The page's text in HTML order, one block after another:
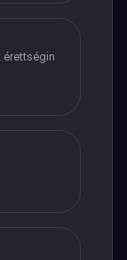
érettségin